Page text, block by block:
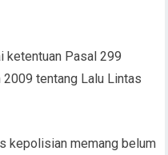
ketentuan Pasal 299
2009 tentang Lalu Lintas
kepolisian memang belum